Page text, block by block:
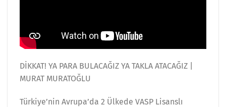
DİKKAT! YA PARA BULACAĞIZ YA TAKLA ATACAĞIZ |
MURAT MURATOĞLU
Türkiye’nin Avrupa’da 2 Ülkede VASP Lisanslı